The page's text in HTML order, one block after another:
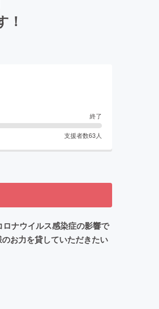
！
終了
支援者数63 人
ナウイルス感染症の影響で
お力を貸していただきたい